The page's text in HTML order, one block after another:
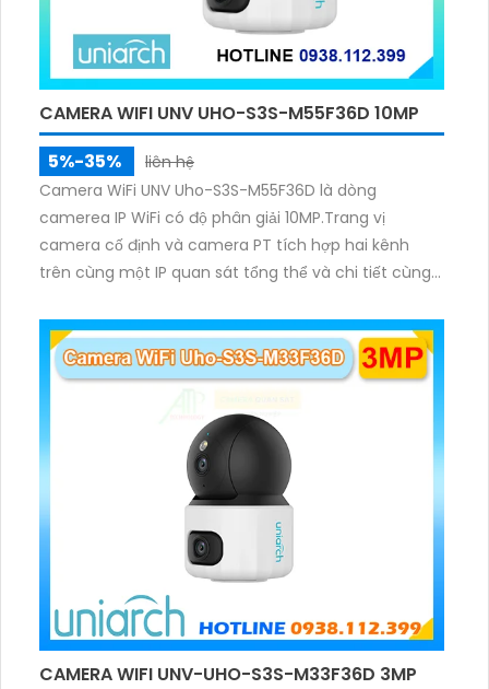
CAMERA WIFI UNV UHO-S3S-M55F36D 10MP
5%-35%
liên hệ
Camera WiFi UNV Uho-S3S-M55F36D là dòng
camerea IP WiFi có độ phân giải 10MP.Trang vị
camera cố định và camera PT tích hợp hai kênh
trên cùng một IP quan sát tổng thể và chi tiết cùng
ánh sáng. Kết hợp hồng ngoại và đèn ấm cho hình
ảnh có màu trong nhiều điều kiện khác nhau trong
phạm vi 3m.
CAMERA WIFI UNV-UHO-S3S-M33F36D 3MP